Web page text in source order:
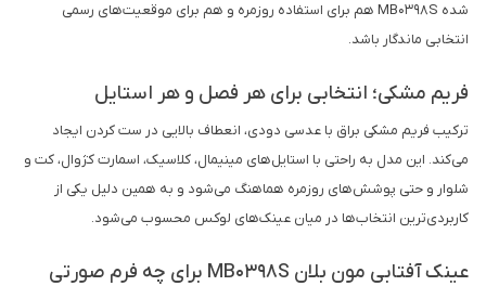
شده MB0398S هم برای استفاده روزمره و هم برای موقعیت‌های رسمی
انتخابی ماندگار باشد.
فریم مشکی؛ انتخابی برای هر فصل و هر استایل
ترکیب فریم مشکی براق با عدسی دودی، انعطاف بالایی در ست کردن ایجاد
می‌کند. این مدل به راحتی با استایل‌های مینیمال، کلاسیک، اسمارت کژوال، کت و
شلوار و حتی پوشش‌های روزمره هماهنگ می‌شود و به همین دلیل یکی از
کاربردی‌ترین انتخاب‌ها در میان عینک‌های لوکس محسوب می‌شود.
عینک آفتابی مون بلان MB0398S برای چه فرم صورتی